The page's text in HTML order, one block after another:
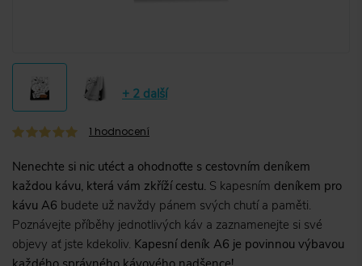
+ 2 další
1 hodnocení
Nenechte si nic utéct a ohodnoťte s cestovním deníkem
každou kávu, která vám zkříží cestu. S kapesním deníkem pro
kávu A6 budete už navždy pánem svých chutí a paměti.
Poznávejte příběhy jednotlivých káv a zaznamenejte si své
objevy ať jste kdekoliv. Kapesní deník A6 je povinnou výbavou